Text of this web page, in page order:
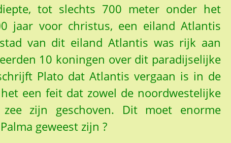
tot slechts 700 meter onder het
jaar voor christus, een eiland Atlantis
van dit eiland Atlantis was rijk aan
10 koningen over dit paradijselijke
Plato dat Atlantis vergaan is in de
een feit dat zowel de noordwestelijke
zijn geschoven. Dit moet enorme
geweest zijn ?